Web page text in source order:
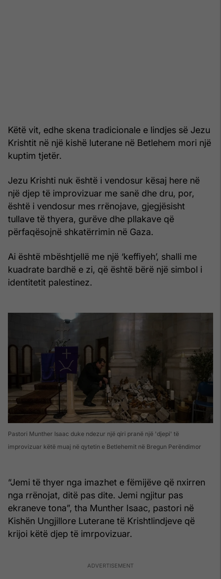
Këtë vit, edhe skena tradicionale e lindjes së Jezu
Krishtit në një kishë luterane në Betlehem mori një
kuptim tjetër.
Jezu Krishti nuk është i vendosur kësaj here në
një djep të improvizuar me sanë dhe dru, por,
është i vendosur mes rrënojave, gjegjësisht
tullave të thyera, gurëve dhe pllakave që
përfaqësojnë shkatërrimin në Gaza.
Ai është mbështjellë me një ‘keffiyeh’, shalli me
kuadrate bardhë e zi, që është bërë një simbol i
identitetit palestinez.
Pastori Munther Isaac duke ndezur një qiri pranë një 'djepi' të
improvizuar këtë muaj në qytetin e Betlehemit në Bregun Perëndimor
“Jemi të thyer nga imazhet e fëmijëve që nxirren
nga rrënojat, ditë pas dite. Jemi ngjitur pas
ekraneve tona”, tha Munther Isaac, pastori në
Kishën Ungjillore Luterane të Krishtlindjeve që
krijoi këtë djep të imrpovizuar.